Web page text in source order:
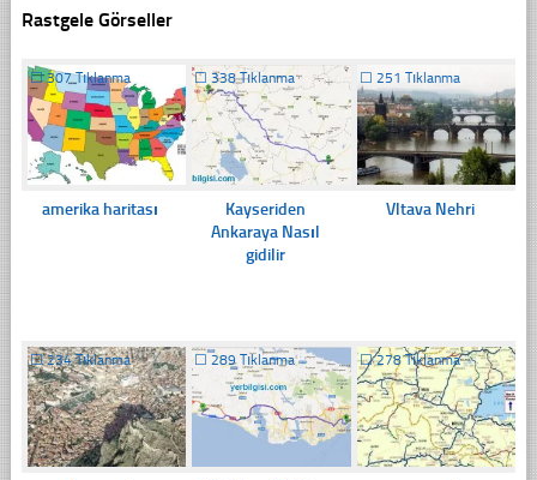
Rastgele Görseller
☐307 Tıklanma
amerika haritası
☐338 Tıklanma
Kayseriden
Ankaraya Nasıl
gidilir
☐ 251 Tıklanma
Vltava Nehri
☐234 Tıklanma ☐289 Tıklanma ☐278 Tıklanma